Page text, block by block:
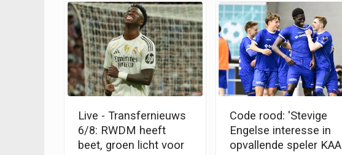
Live - Transfernieuws
6/8: RWDM heeft
beet, groen licht voor
Code rood: 'Stevige
Engelse interesse in
opvallende speler KAA